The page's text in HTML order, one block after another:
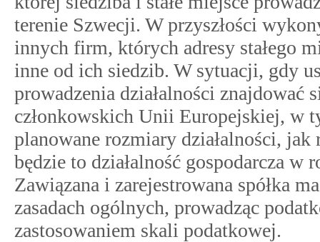
terenie Szwecji. W przyszłości
innych firm, których adresy stałego
inne od ich siedzib. W sytuacji, gdy
prowadzenia działalności znajdować
członkowskich Unii Europejskiej, w
planowane rozmiary działalności,
będzie to działalność gospodarcza
Zawiązana i zarejestrowana spółka
zasadach ogólnych, prowadząc
zastosowaniem skali podatkowej.